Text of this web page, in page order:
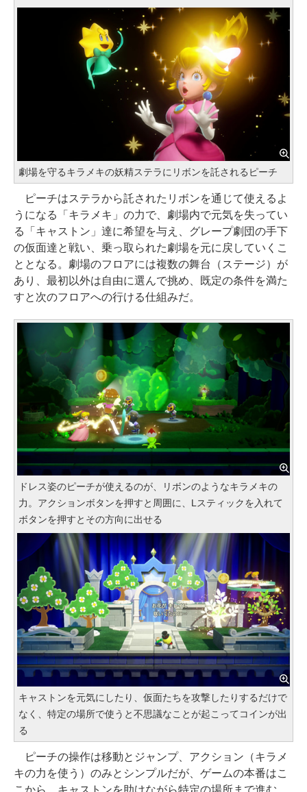
劇場を守るキラメキの妖精ステラにリボンを託されるピーチ
ピーチはステラから託されたリボンを通じて使えるよ
うになる「キラメキ」の力で、劇場内で元気を失ってい
る「キャストン」達に希望を与え、グレープ劇団の手下
の仮面達と戦い、乗っ取られた劇場を元に戻していくこ
ととなる。劇場のフロアには複数の舞台（ステージ）が
あり、最初以外は自由に選んで挑め、既定の条件を満た
すと次のフロアへの行ける仕組みだ。
ドレス姿のピーチが使えるのが、リボンのようなキラメキの
力。アクションボタンを押すと周囲に、Lスティックを入れて
ボタンを押すとその方向に出せる
キャストンを元気にしたり、仮面たちを攻撃したりするだけで
なく、特定の場所で使うと不思議なことが起こってコインが出
る
ピーチの操作は移動とジャンプ、アクション（キラメ
キの力を使う）のみとシンプルだが、ゲームの本番はこ